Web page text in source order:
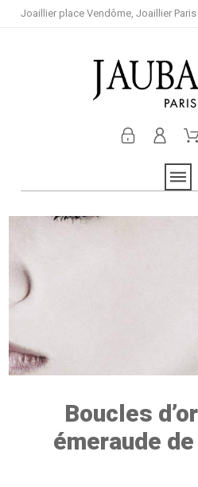
Joaillier place Vendôme, Joaillier Paris
Boucles
émeraude